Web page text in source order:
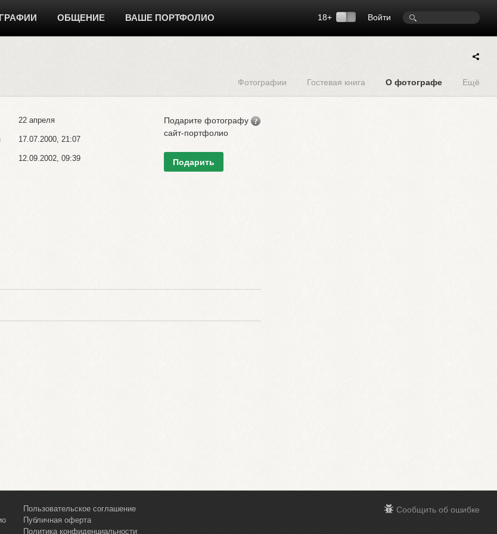
Войти
18+
ОБЩЕНИЕ ВАШЕ ПОРТФОЛИО
Фотографии Гостевая книга О фотографе Ещё
22 апреля
17.07.2000, 21:07
12.09.2002, 09:39
Подарите фотографу
сайт-портфолио
Подарить
Пользовательское соглашение
Публичная оферта
Политика конфиденциальности
Сообщить об ошибке